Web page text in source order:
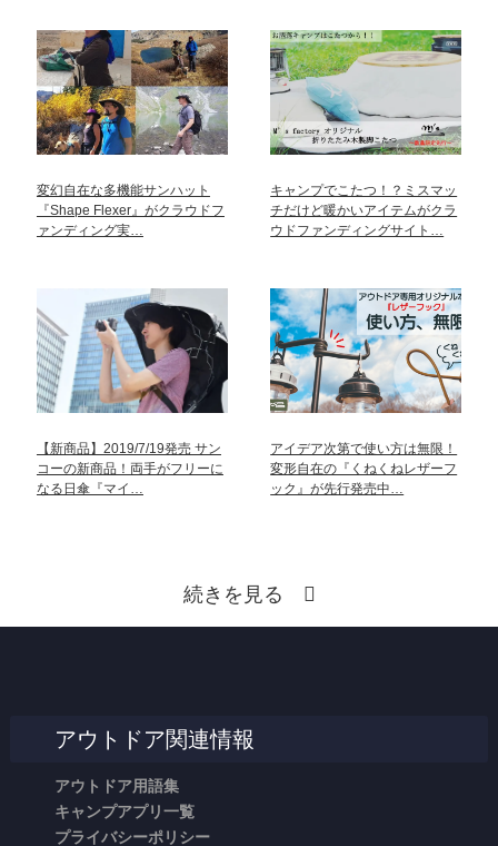
変幻自在な多機能サンハット
『Shape Flexer』がクラウドフ
ァンディング実…
キャンプでこたつ！？ミスマッ
チだけど暖かいアイテムがクラ
ウドファンディングサイト…
【新商品】2019/7/19発売 サン
コーの新商品！両手がフリーに
なる日傘『マイ…
アイデア次第で使い方は無限！
変形自在の『くねくねレザーフ
ック』が先行発売中…
続きを見る
アウトドア関連情報
アウトドア用語集
キャンプアプリ一覧
プライバシーポリシー